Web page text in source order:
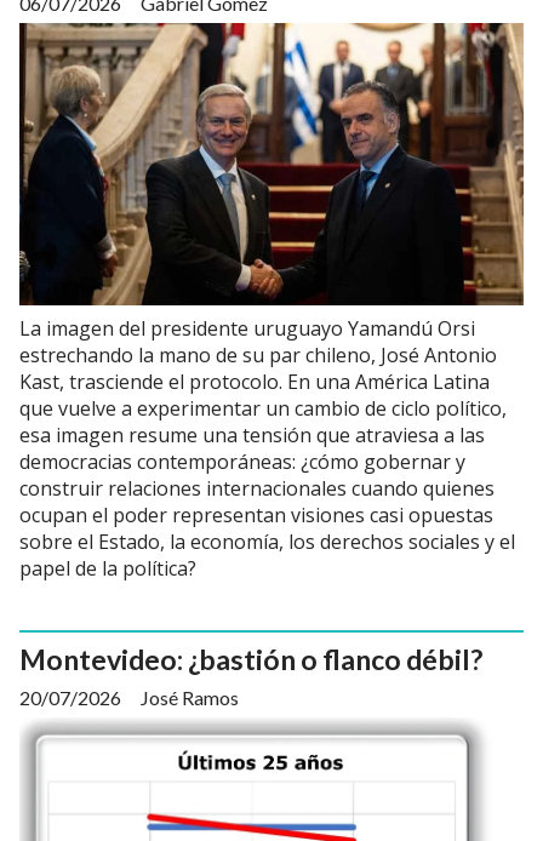
La imagen del presidente uruguayo Yamandú Orsi
estrechando la mano de su par chileno, José Antonio
Kast, trasciende el protocolo. En una América Latina
que vuelve a experimentar un cambio de ciclo político,
esa imagen resume una tensión que atraviesa a las
democracias contemporáneas: ¿cómo gobernar y
construir relaciones internacionales cuando quienes
ocupan el poder representan visiones casi opuestas
sobre el Estado, la economía, los derechos sociales y el
papel de la política?
Montevideo: ¿bastión o flanco débil?
José Ramos
20/07/2026